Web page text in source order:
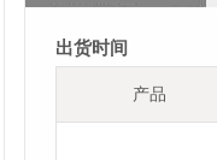
出货时间
产品